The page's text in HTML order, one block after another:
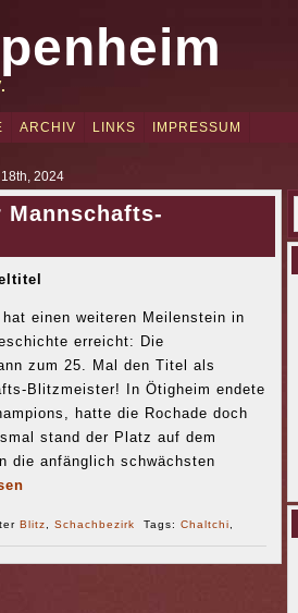
ARCHIV LINKS IMPRESSUM
2024
Mannschafts-
hat einen weiteren Meilenstein in
erreicht: Die
zum 25. Mal den Titel als
Blitzmeister! In Ötigheim endete
hatte die Rochade doch
stand der Platz auf dem
die anfänglich schwächsten
Blitz Schachbezirk Tags: Chaltchi